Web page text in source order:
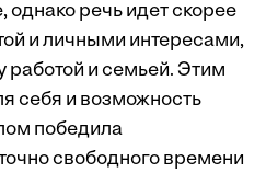
однако речь идет скорее
и личными интересами,
и семьей. Этим
себя и возможность
победила
свободного времени